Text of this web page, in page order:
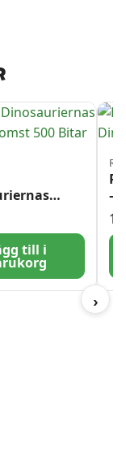
500
till i
–
›